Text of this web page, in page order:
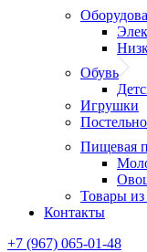
Обувь
Игрушки
Пищевая
Товары
Контакты
+7 (967) 065-01-48